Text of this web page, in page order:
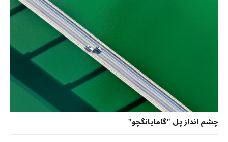
چشم انداز پل "گامایانگچو"